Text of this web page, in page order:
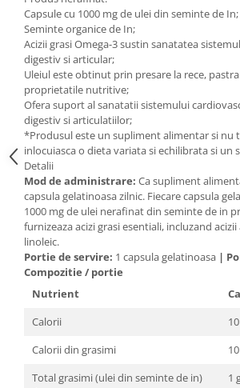
BIODANCE
OOTD
Cettua
Haruharu Wonder
Medicube
ARIUL
Dr. Althea
DELLA BORN
Seminte de in
Silimarina
Spirulina
Ulei de cocos
Ulei de peste
Ulei MCT
Vitamina A
Vitamina B
Vitamina C
Vitamina D
Vitamina E
Vitamina K
Cătină
Chlorella
Colina
Capsule cu 1000 mg de ulei din seminte de In;
Seminte organice de In;
Acizii grasi Omega-3 sustin sanatatea
digestiv si articular;
Uleiul este obtinut prin presare la rece,
proprietatile nutritive;
Ofera suport al sanatatii sistemului
digestiv si articulatiilor;
*Produsul este un supliment alimentar si nu
inlocuiasca o dieta variata si echilibrata si un
Detalii
Mod de administrare: Ca supliment
capsula gelatinoasa zilnic. Fiecare capsula
1000 mg de ulei nerafinat din seminte de in
furnizeaza acizi grasi esentiali, incluzand
linoleic.
Portie de servire: 1 capsula gelatinoasa |
Compozitie / portie
Nutrient
Calorii
10
Calorii din grasimi
10
Total grasimi (ulei din seminte de in)
1